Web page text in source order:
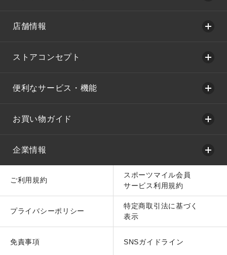
店舗情報
ストアコンセプト
便利なサービス・機能
お買い物ガイド
企業情報
ご利用規約
スポーツマイル会員
サービス利用規約
プライバシーポリシー
特定商取引法に基づく
表示
免責事項 SNSガイドライン